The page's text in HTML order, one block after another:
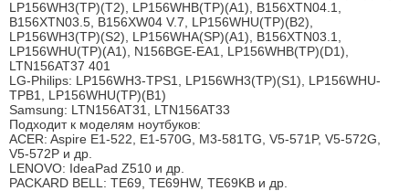
LP156WH3(TP)(T2), LP156WHB(TP)(A1), B156XTN04.1,
B156XTN03.5, B156XW04 V.7, LP156WHU(TP)(B2),
LP156WH3(TP)(S2), LP156WHA(SP)(A1), B156XTN03.1,
LP156WHU(TP)(A1), N156BGE-EA1, LP156WHB(TP)(D1),
LTN156AT37 401
LG-Philips: LP156WH3-TPS1, LP156WH3(TP)(S1), LP156WHU-
TPB1, LP156WHU(TP)(B1)
Samsung: LTN156AT31, LTN156AT33
Подходит к моделям ноутбуков:
ACER: Aspire E1-522, E1-570G, M3-581TG, V5-571P, V5-572G,
V5-572P и др.
LENOVO: IdeaPad Z510 и др.
PACKARD BELL: TE69, TE69HW, TE69KB и др.